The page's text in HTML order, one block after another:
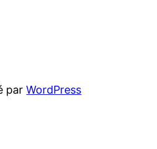
parWordPress